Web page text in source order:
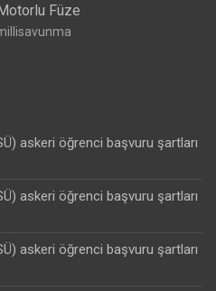
Füze
askeri öğrenci başvuru şartları
askeri öğrenci başvuru şartları
askeri öğrenci başvuru şartları